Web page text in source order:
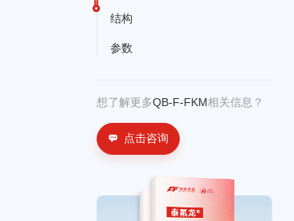
结构
参数
想了解更多QB-F-FKM相关信息？
点击咨询